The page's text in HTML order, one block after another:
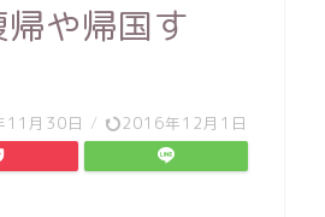
や帰国す
11月30日 / 2016年12月1日